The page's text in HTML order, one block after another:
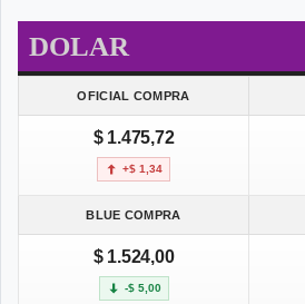
DOLAR
OFICIAL COMPRA
$ 1.475,72
+$ 1,34
BLUE COMPRA
$ 1.524,00
-$ 5,00